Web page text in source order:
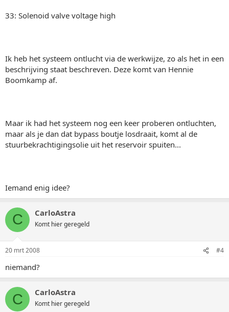
33: Solenoid valve voltage high
Ik heb het systeem ontlucht via de werkwijze, zo als het in een
beschrijving staat beschreven. Deze komt van Hennie
Boomkamp af.
Maar ik had het systeem nog een keer proberen ontluchten,
maar als je dan dat bypass boutje losdraait, komt al de
stuurbekrachtigingsolie uit het reservoir spuiten...
Iemand enig idee?
C CarloAstra
Komt hier geregeld
20 mrt 2008 #4
niemand?
C CarloAstra
Komt hier geregeld